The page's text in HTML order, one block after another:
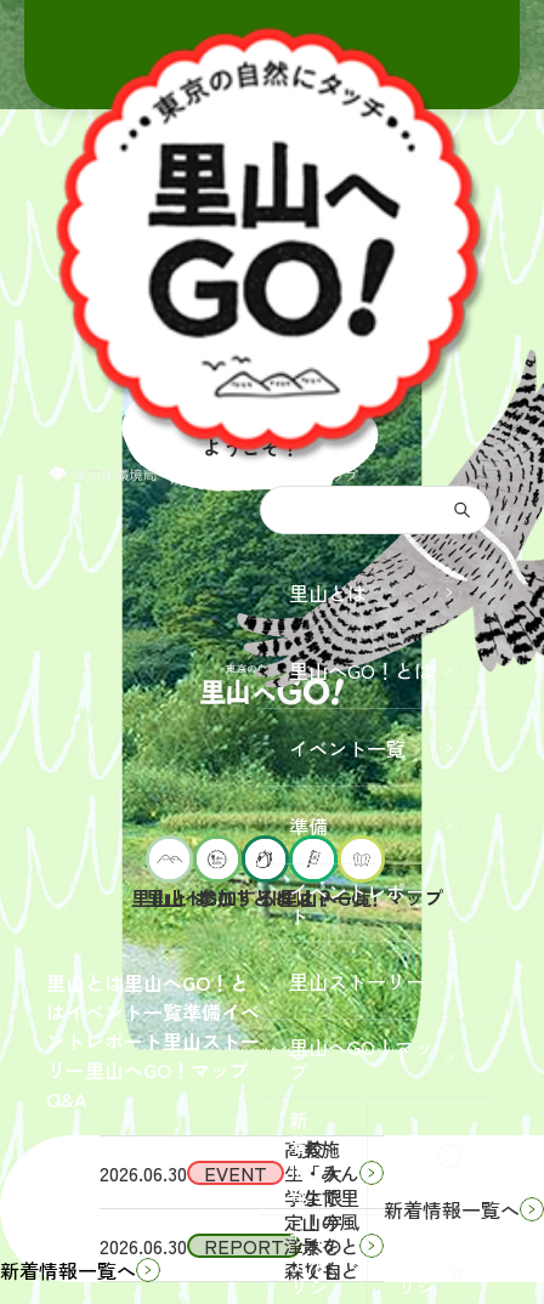
都庁総合トップ
里山とは里山へGO！と
はイベント一覧準備イベ
ントレポート里山ストー
リー里山へGO！マップ
Q&A
里山とは
里山へGO！とは
イベント一覧
準備
イベントレポー
ト
里山ストーリー
里山へGO！マッ
プ
新
着
情
報
サイ
トポ
リシ
リシ
里山へ
ようこそ！
里山とは
里山へGO！とは
参加するには？
イベント一覧
里山へGO！マップ
新着情報一覧へ
2026.06.30 EVENT
2026年9
月19日
（土）
開催
「【東
京ポイ
ント対
象】中
学生・
高校
生・大
学生限
定！宇
津木の
森で自
然体
2026.06.30 REPORT
2026年
6月13
（土）
実施
「みん
なで里
山の風
景をと
りもど
そ
新着情報一覧へ